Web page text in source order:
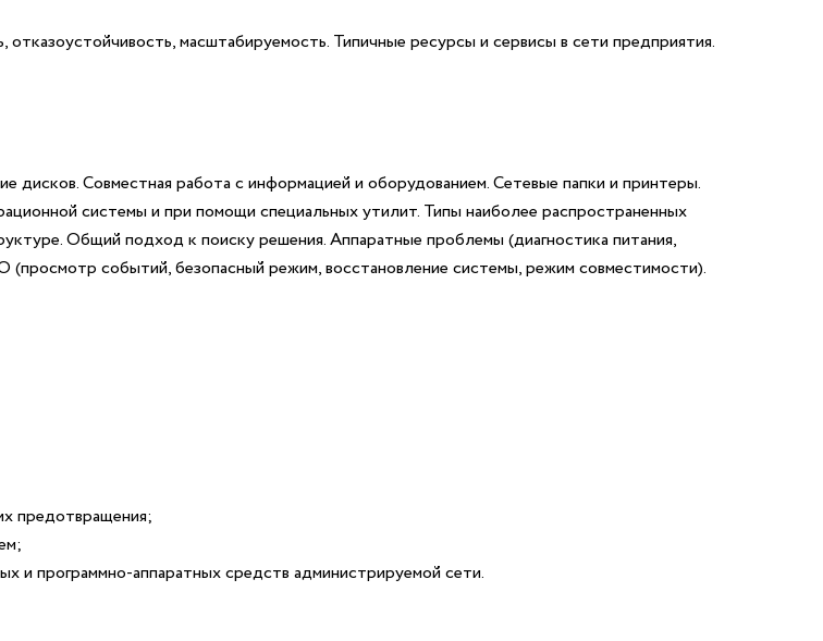
масштабируемость. Типичные ресурсы и сервисы в сети предприятия.
Совместная работа с информацией и оборудованием. Сетевые папки и принтеры.
системы и при помощи специальных утилит. Типы наиболее распространенных
Общий подход к поиску решения. Аппаратные проблемы (диагностика питания,
событий, безопасный режим, восстановление системы, режим совместимости).
предотвращения;
и программно-аппаратных средств администрируемой сети.